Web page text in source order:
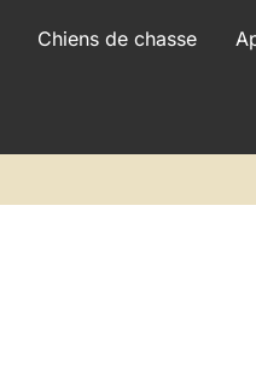
Chiens de chasse